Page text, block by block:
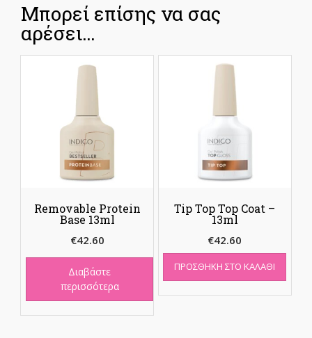
Μπορεί επίσης να σας
αρέσει…
Removable Protein
Base 13ml
€42.60
Διαβάστε
περισσότερα
Tip Top Top Coat –
13ml
€42.60
ΠΡΟΣΘΉΚΗ ΣΤΟ ΚΑΛΆΘΙ